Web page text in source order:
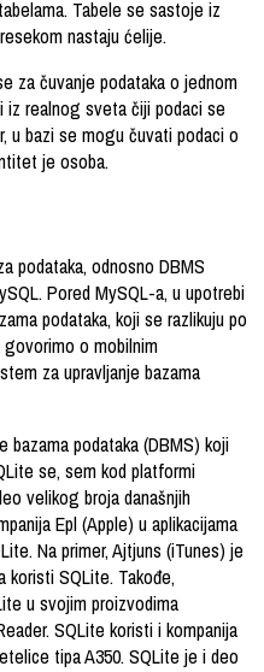
Tabele se sastoje iz
nastaju ćelije.
za čuvanje podataka o jednom
realnog sveta čiji podaci se
u bazi se mogu čuvati podaci o
je osoba.
podataka, odnosno DBMS
Pored MySQL-a, u upotrebi
podataka, koji se razlikuju po
govorimo o mobilnim
za upravljanje bazama
bazama podataka (DBMS) koji
se, sem kod platformi
velikog broja današnjih
Epl (Apple) u aplikacijama
Na primer, Ajtjuns (iTunes) je
koristi SQLite. Takođe,
u svojim proizvodima
SQLite koristi i kompanija
tipa A350. SQLite je i deo